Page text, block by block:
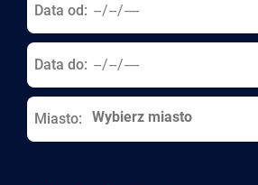
Data od:
Data do:
Miasto: